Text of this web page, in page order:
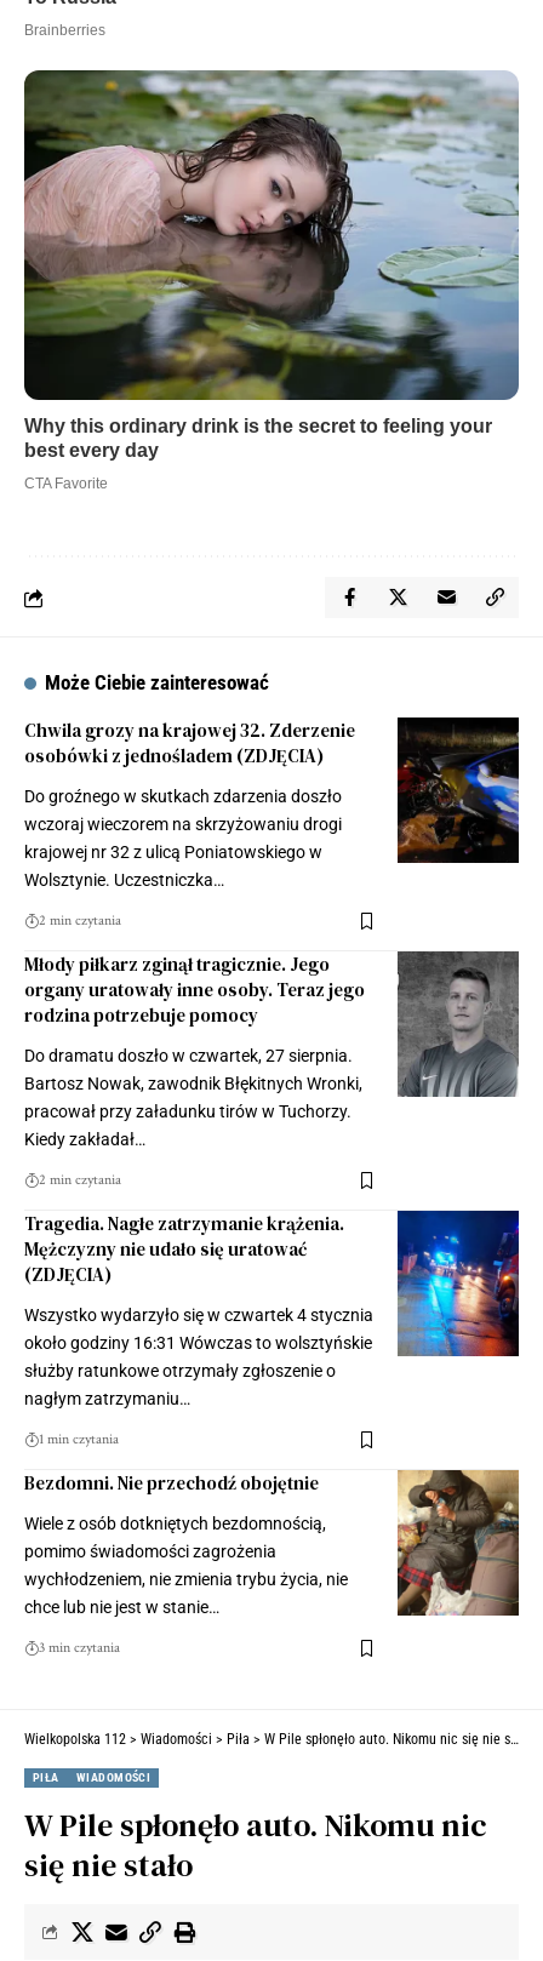
Może Ciebie zainteresować
Chwila grozy na krajowej 32. Zderzenie
osobówki z jednośladem (ZDJĘCIA)
Do groźnego w skutkach zdarzenia doszło
wczoraj wieczorem na skrzyżowaniu drogi
krajowej nr 32 z ulicą Poniatowskiego w
Wolsztynie. Uczestniczka…
2 min czytania
Młody piłkarz zginął tragicznie. Jego
organy uratowały inne osoby. Teraz jego
rodzina potrzebuje pomocy
Do dramatu doszło w czwartek, 27 sierpnia.
Bartosz Nowak, zawodnik Błękitnych Wronki,
pracował przy załadunku tirów w Tuchorzy.
Kiedy zakładał…
2 min czytania
Tragedia. Nagłe zatrzymanie krążenia.
Mężczyzny nie udało się uratować
(ZDJĘCIA)
Wszystko wydarzyło się w czwartek 4 stycznia
około godziny 16:31 Wówczas to wolsztyńskie
służby ratunkowe otrzymały zgłoszenie o
nagłym zatrzymaniu…
1 min czytania
Bezdomni. Nie przechodź obojętnie
Wiele z osób dotkniętych bezdomnością,
pomimo świadomości zagrożenia
wychłodzeniem, nie zmienia trybu życia, nie
chce lub nie jest w stanie…
3 min czytania
Wielkopolska 112 > Wiadomości > Piła > W Pile spłonęło auto. Nikomu nic się nie stało
PIŁA WIADOMOŚCI
W Pile spłonęło auto. Nikomu nic
się nie stało